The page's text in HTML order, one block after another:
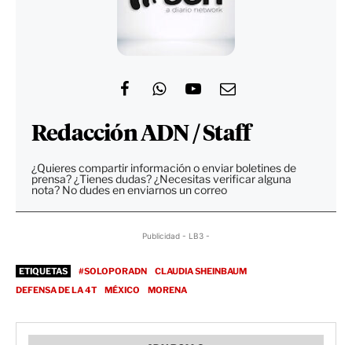
Redacción ADN / Staff
¿Quieres compartir información o enviar boletines de
prensa? ¿Tienes dudas? ¿Necesitas verificar alguna
nota? No dudes en enviarnos un correo
Publicidad - LB3 -
ETIQUETAS #SOLOPORADN
CLAUDIA SHEINBAUM
DEFENSA DE LA 4T
MÉXICO MORENA